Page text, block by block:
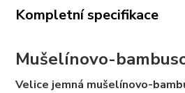
Kompletní specifikace
Mušelínovo-
Velice jemná mušelínovo-